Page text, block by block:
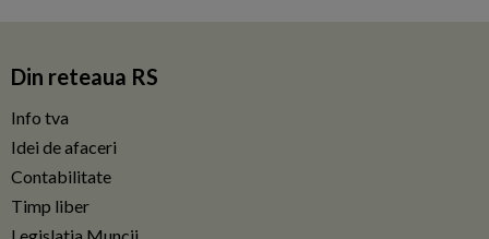
Din reteaua RS
Info tva
Idei de afaceri
Contabilitate
Timp liber